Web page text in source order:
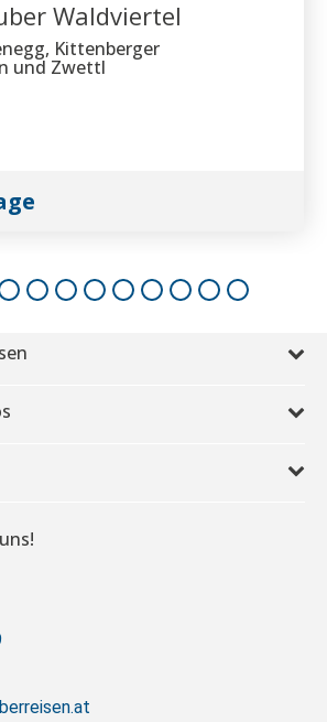
Waldviertel
Kittenberger
und Zwettl